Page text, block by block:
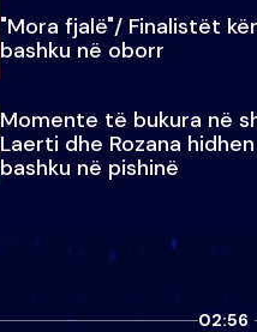
"Mora fjalë"/ Finalistët
bashku në oborr
Momente të bukura në
Laerti dhe Rozana
bashku në pishinë
02:56